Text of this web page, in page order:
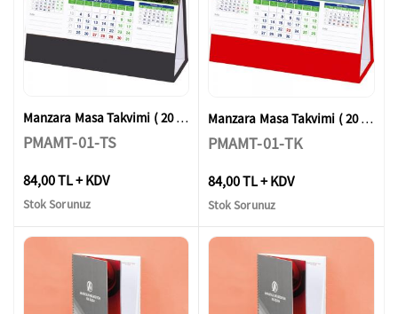
Manzara Masa Takvimi ( 20 x 14 x 7 cm )
PMAMT-01-TS
84,00 TL + KDV
Stok Sorunuz
Manzara Masa Takvimi ( 20 x 14 x 7 cm )
PMAMT-01-TK
84,00 TL + KDV
Stok Sorunuz